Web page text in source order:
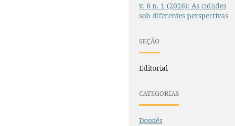
v. 6 n. 1 (2026): As cidades
sob diferentes perspectivas
SEÇÃO
Editorial
CATEGORIAS
Dossiês